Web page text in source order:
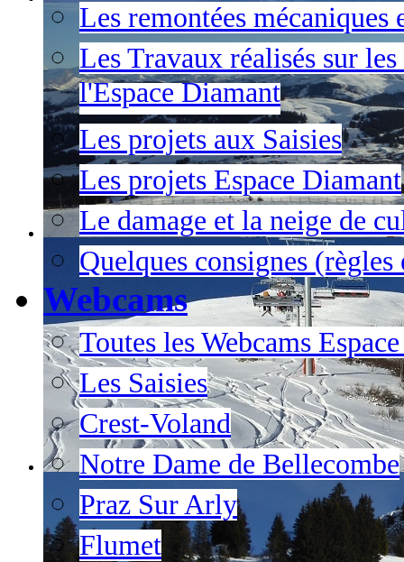
Les remontées mécaniques
Les Travaux réalisés sur
l'Espace Diamant
Les projets aux Saisies
Les projets Espace Diamant
Le damage et la neige de
Quelques consignes (règles
Webcams
Toutes les Webcams
Les Saisies
Crest-Voland
Notre Dame de Bellecombe
Praz Sur Arly
Flumet